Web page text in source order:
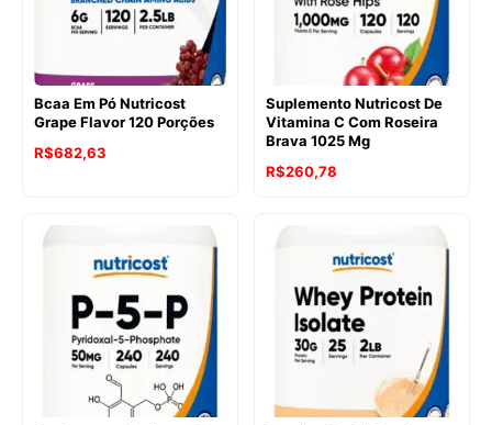
Bcaa Em Pó Nutricost
Grape Flavor 120 Porções
R$682,63
Suplemento Nutricost De
Vitamina C Com Roseira
Brava 1025 Mg
R$260,78